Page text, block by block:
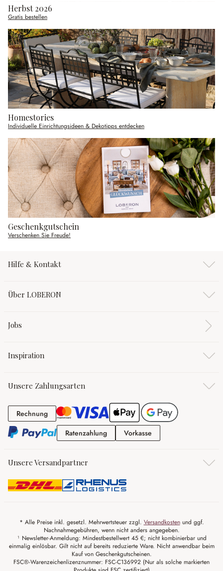
Herbst 2026
Gratis bestellen
Homestories
Individuelle Einrichtungsideen & Dekotipps entdecken
Geschenkgutschein
Verschenken Sie Freude!
Hilfe & Kontakt
Über LOBERON
Jobs
Inspiration
Unsere Zahlungsarten
RechnungRechnung
RatenzahlungRatenzahlung
Vorkasse
Unsere Versandpartner
* Alle Preise inkl. gesetzl. Mehrwertsteuer zzgl. Versandkostenund ggf.
Nachnahmegebühren, wenn nicht anders angegeben.
¹ Newsletter-Anmeldung: Mindestbestellwert 45 €; nicht kombinierbar und
einmalig einlösbar. Gilt nicht auf bereits reduzierte Ware. Nicht anwendbar beim
Kauf von Geschenkgutscheinen.
FSC®-Warenzeichenlizenznummer: FSC-C136992 (Nur als solche markierten